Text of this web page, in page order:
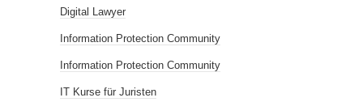
Digital Lawyer
Information Protection Community
Information Protection Community
IT Kurse für Juristen